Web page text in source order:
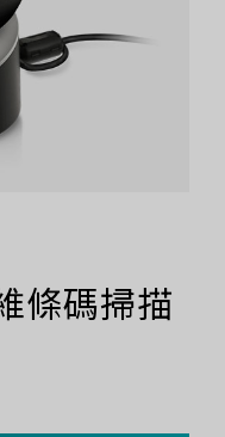
條碼掃描